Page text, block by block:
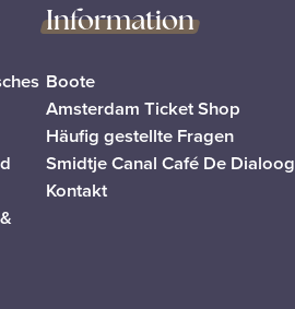
Information
Boote
Amsterdam Ticket Shop
Häufig gestellte Fragen
Smidtje Canal Café De Dialoog
Kontakt